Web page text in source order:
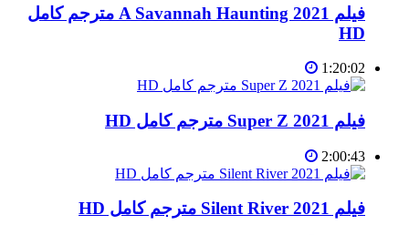
فيلم A Savannah Haunting 2021 مترجم كامل
HD
1:20:02
فيلم Super Z 2021 مترجم كامل HD
2:00:43
فيلم Silent River 2021 مترجم كامل HD